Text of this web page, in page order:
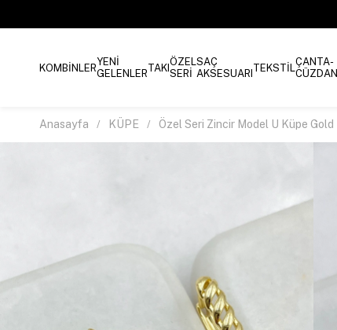
KOMBİNLERYENİ
GELENLERTAKIÖZEL
SERİ
SAÇ
AKSESUARI TEKSTİLÇANTA-
CÜZDAN
Anasayfa KÜPE Özel Seri Zincir Model U Küpe Gold